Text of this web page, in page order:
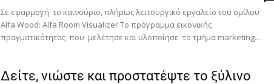
Σε εφαρμογή το καινούριο, πλήρως λειτουργικό εργαλείο του ομίλου
Alfa Wood: Alfa Room Visualizer Το πρόγραμμα εικονικής
πραγματικότητας που μελέτησε και υλοποίησε το τμήμα marketing...
Δείτε, νιώστε και προστατέψτε το ξύλινο